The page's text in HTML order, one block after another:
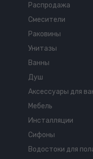
Распродажа
Смесители
Раковины
Унитазы
Ванны
Душ
Аксессуары для
Мебель
Инсталляции
Сифоны
Водостоки для